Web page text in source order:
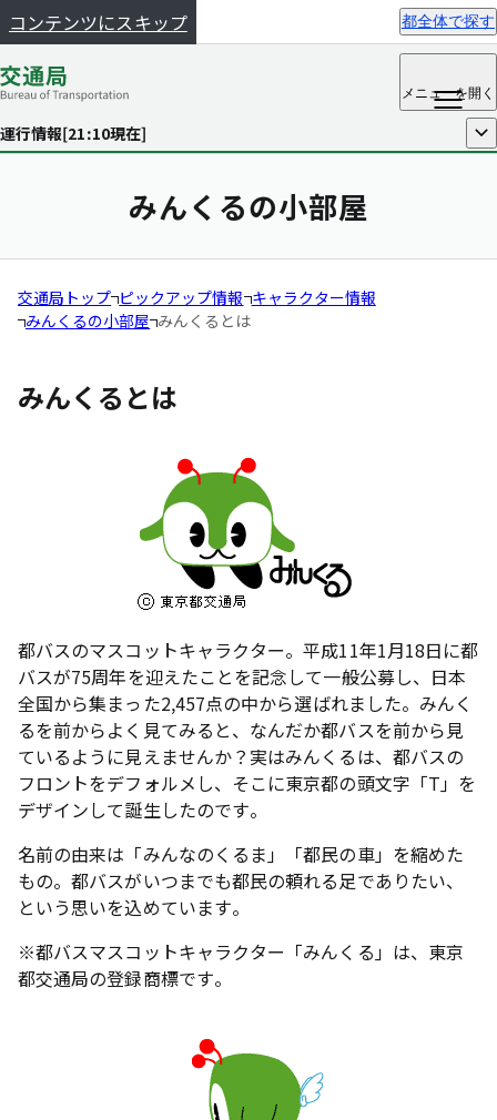
コンテンツにスキップ 都全体で探す
メニューを開く
運行情報[21:10現在] 開く
みんくるの小部屋
交通局トップ ピックアップ情報 キャラクター情報
みんくるの小部屋 みんくるとは
みんくるとは
都バスのマスコットキャラクター。平成11年1月18日に都
バスが75周年を迎えたことを記念して一般公募し、日本
全国から集まった2,457点の中から選ばれました。みんく
るを前からよく見てみると、なんだか都バスを前から見
ているように見えませんか？実はみんくるは、都バスの
フロントをデフォルメし、そこに東京都の頭文字「T」を
デザインして誕生したのです。
名前の由来は「みんなのくるま」「都民の車」を縮めた
もの。都バスがいつまでも都民の頼れる足でありたい、
という思いを込めています。
※都バスマスコットキャラクター「みんくる」は、東京
都交通局の登録商標です。